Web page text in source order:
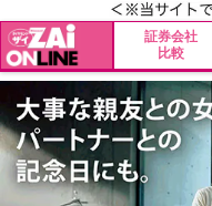
証券会社
比較